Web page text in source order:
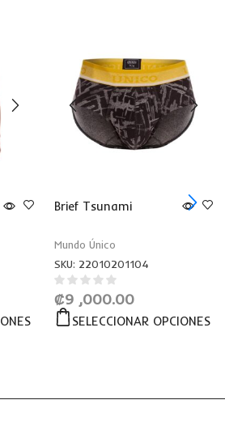
Brief Tsunami
Mundo Único
SKU: 22010201104
₡9 ,000.00
SELECCIONAR OPCIONES